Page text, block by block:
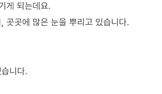
게 되는데요.
곳곳에 많은 눈을 뿌리고 있습니다.
니다.